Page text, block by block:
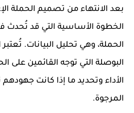
بعد الانتهاء من تصميم الحملة
الخطوة الأساسية التي قد تُحدث
الحملة، وهي تحليل البيانات. تُعتبر
البوصلة التي توجه القائمين على
الأداء وتحديد ما إذا كانت
المرجوة.